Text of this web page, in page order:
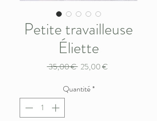
Petite travailleuse
Éliette
35,00 € Prix
25,00 €Prix
Quantité*